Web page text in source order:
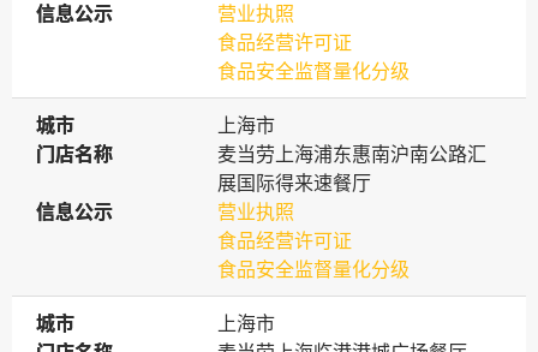
信息公示
信息公示
营业执照
食品经营许可证
食品安全监督量化分级
城市
城市
上海市
门店名称
门店名称
麦当劳上海浦东惠南沪南公路汇
展国际得来速餐厅
信息公示
信息公示
营业执照
食品经营许可证
食品安全监督量化分级
城市
城市
上海市